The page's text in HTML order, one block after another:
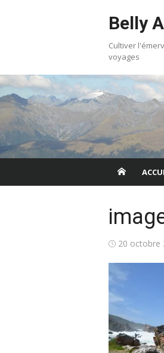
Belly
Cultiver
voyages
Posted
20 octobre